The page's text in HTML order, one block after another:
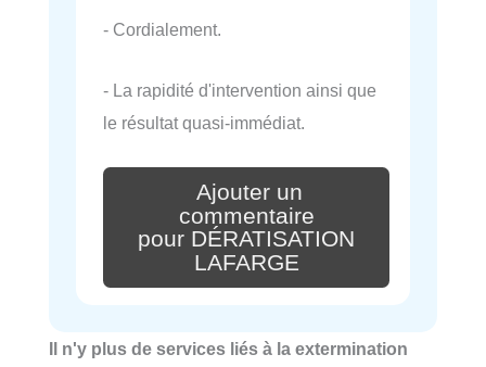
- Cordialement.
- La rapidité d'intervention ainsi que
le résultat quasi-immédiat.
Ajouter un
commentaire
pour DÉRATISATION
LAFARGE
Il n'y plus de services liés à la extermination